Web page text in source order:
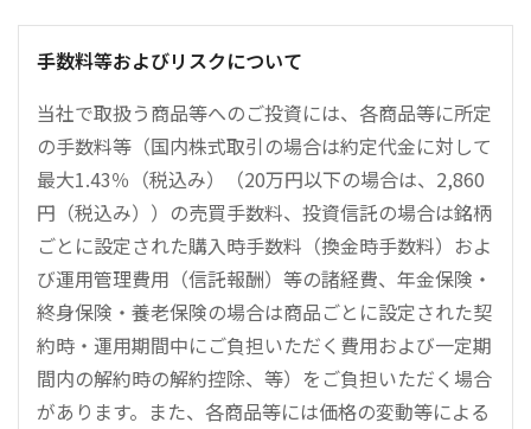
手数料等およびリスクについて
当社で取扱う商品等へのご投資には、各商品等に所定
の手数料等（国内株式取引の場合は約定代金に対して
最大1.43％（税込み）（20万円以下の場合は、2,860
円（税込み））の売買手数料、投資信託の場合は銘柄
ごとに設定された購入時手数料（換金時手数料）およ
び運用管理費用（信託報酬）等の諸経費、年金保険・
終身保険・養老保険の場合は商品ごとに設定された契
約時・運用期間中にご負担いただく費用および一定期
間内の解約時の解約控除、等）をご負担いただく場合
があります。また、各商品等には価格の変動等による